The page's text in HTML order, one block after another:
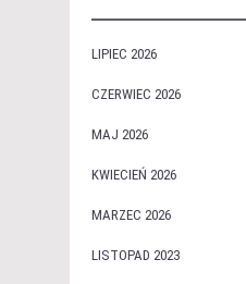
LIPIEC 2026
CZERWIEC 2026
MAJ 2026
KWIECIEŃ 2026
MARZEC 2026
LISTOPAD 2023